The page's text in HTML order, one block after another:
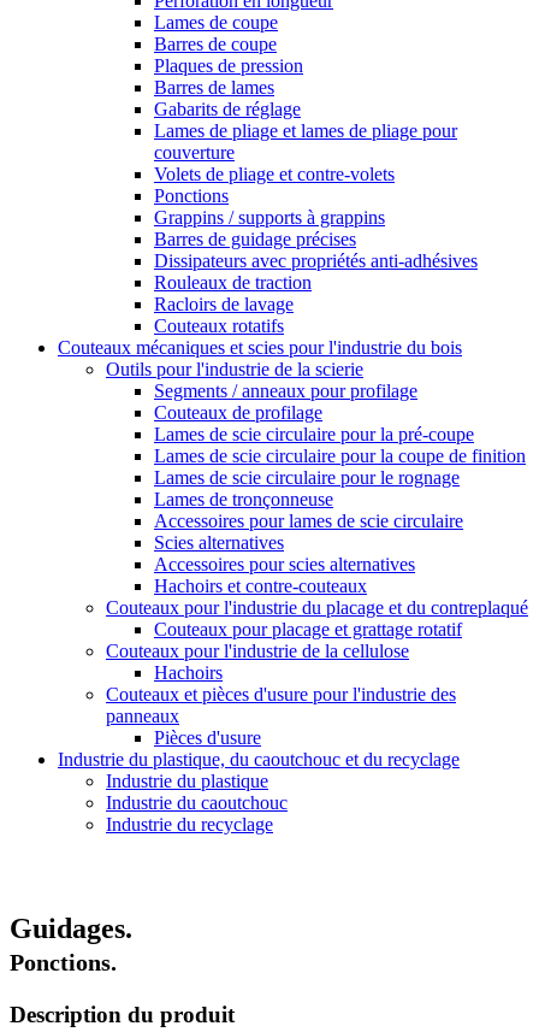
Lames de coupe
Barres de coupe
Plaques de pression
Barres de lames
Gabarits de réglage
Lames de pliage et lames de pliage pour
couverture
Volets de pliage et contre-volets
Ponctions
Grappins / supports à grappins
Barres de guidage précises
Dissipateurs avec propriétés anti-adhésives
Rouleaux de traction
Racloirs de lavage
Couteaux rotatifs
Couteaux mécaniques et scies pour l'industrie du bois
Outils pour l'industrie de la scierie
Segments / anneaux pour profilage
Couteaux de profilage
Lames de scie circulaire pour la pré-coupe
Lames de scie circulaire pour la coupe de finition
Lames de scie circulaire pour le rognage
Lames de tronçonneuse
Accessoires pour lames de scie circulaire
Scies alternatives
Accessoires pour scies alternatives
Hachoirs et contre-couteaux
Couteaux pour l'industrie du placage et du contreplaqué
Couteaux pour placage et grattage rotatif
Couteaux pour l'industrie de la cellulose
Hachoirs
Couteaux et pièces d'usure pour l'industrie des
panneaux
Pièces d'usure
Industrie du plastique, du caoutchouc et du recyclage
Industrie du plastique
Industrie du caoutchouc
Industrie du recyclage
Guidages.
Ponctions.
Description du produit